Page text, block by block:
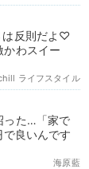
は反則だよ♡
かわスイー
ライフスタイル
った…「家で
良いんです
海原藍